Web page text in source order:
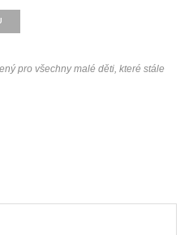
pro všechny malé děti, které stále